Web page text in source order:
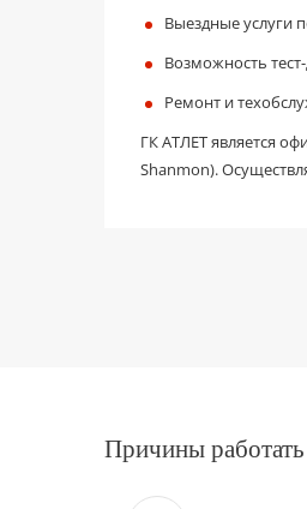
Выездные услуги
Возможность
Ремонт и
ГК АТЛЕТ является
Shanmon).
Причины